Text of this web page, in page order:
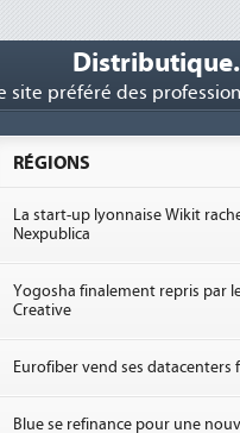
site préféré des
RÉGIONS
La start-up lyonnaise Wikit
Nexpublica
Yogosha finalement repris par
Creative
Eurofiber vend ses datacenters
Blue se refinance pour une